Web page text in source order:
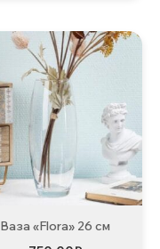
Ваза «Flora» 26 см